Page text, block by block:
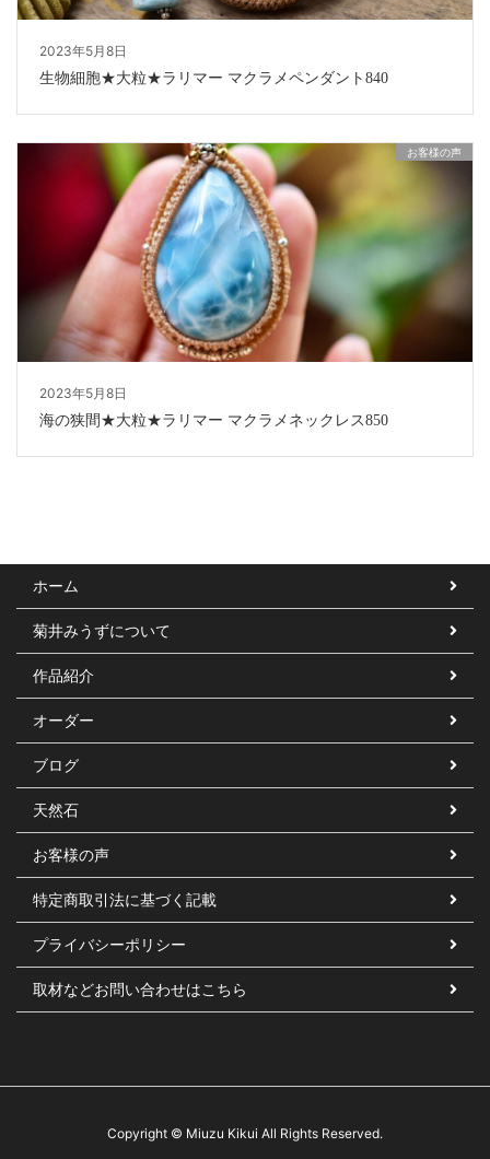
2023年5月8日
生物細胞★大粒★ラリマー マクラメペンダント840
2023年5月8日
お客様の声
海の狭間★大粒★ラリマー マクラメネックレス850
ホーム
菊井みうずについて
作品紹介
オーダー
ブログ
天然石
お客様の声
特定商取引法に基づく記載
プライバシーポリシー
取材などお問い合わせはこちら
Copyright © Miuzu Kikui All Rights Reserved.